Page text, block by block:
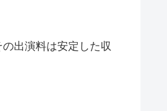
出演料は安定した収